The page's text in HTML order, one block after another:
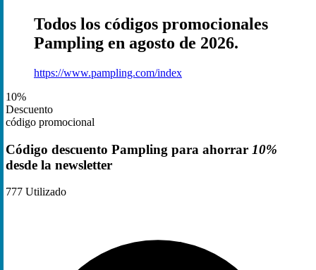
Todos los códigos promocionales
Pampling en agosto de 2026.
https://www.pampling.com/index
10%
Descuento
código promocional
Código descuento Pampling para ahorrar 10%
desde la newsletter
777 Utilizado